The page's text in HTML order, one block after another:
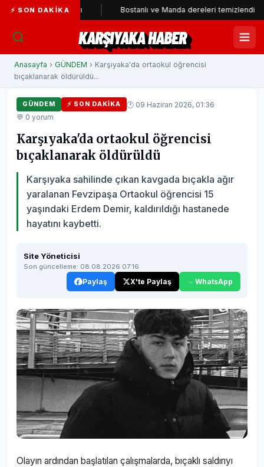
⚡ SON DAKIKA
katıldı Bostanlı ve Manda dereleri temizlendi
KARŞIYAKA HABER
Anasayfa › GÜNDEM › Karşıyaka'da ortaokul öğrencisi
bıçaklanarak öldürüldü...
GÜNDEM ⚡ SON DAKIKA
🕐 09 Haziran 2026, 01:36
💬 0 yorum
Karşıyaka'da ortaokul öğrencisi
bıçaklanarak öldürüldü
Karşıyaka sahilinde çıkan kavgada bıçakla ağır
yaralanan Fevzipaşa Ortaokul öğrencisi 15
yaşındaki Erdem Demir, kaldırıldığı hastanede
hayatını kaybetti.
Site Yöneticisi
Son güncelleme: 08.08.2026 07:16
Paylaş X'te Paylaş WhatsApp
Olayın ardından başlatılan çalışmalarda, bıçaklı saldırıyı